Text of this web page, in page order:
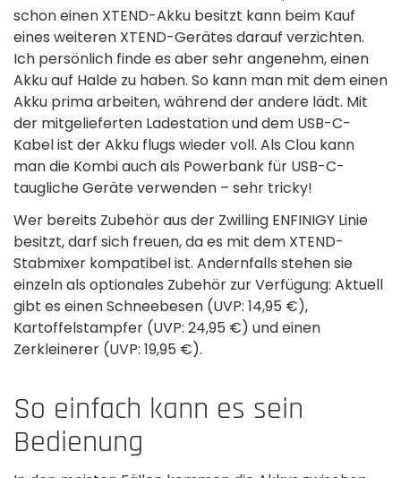
schon einen XTEND-Akku besitzt kann beim Kauf
eines weiteren XTEND-Gerätes darauf verzichten.
Ich persönlich finde es aber sehr angenehm, einen
Akku auf Halde zu haben. So kann man mit dem einen
Akku prima arbeiten, während der andere lädt. Mit
der mitgelieferten Ladestation und dem USB-C-
Kabel ist der Akku flugs wieder voll. Als Clou kann
man die Kombi auch als Powerbank für USB-C-
taugliche Geräte verwenden – sehr tricky!
Wer bereits Zubehör aus der Zwilling ENFINIGY Linie
besitzt, darf sich freuen, da es mit dem XTEND-
Stabmixer kompatibel ist. Andernfalls stehen sie
einzeln als optionales Zubehör zur Verfügung: Aktuell
gibt es einen Schneebesen (UVP: 14,95 €),
Kartoffelstampfer (UVP: 24,95 €) und einen
Zerkleinerer (UVP: 19,95 €).
So einfach kann es sein
Bedienung